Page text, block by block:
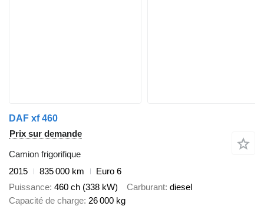
DAF xf 460
Prix sur demande
Camion frigorifique
2015
835 000 km
Euro 6
Puissance 460 ch (338 kW) Carburant diesel
Capacité de charge 26 000 kg